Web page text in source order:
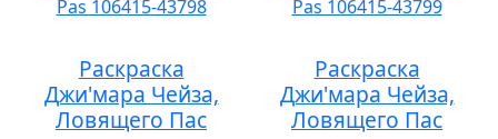
Раскраска
Джи'мара Чейза,
Ловящего Пас
Раскраска
Джи'мара Чейза,
Ловящего Пас